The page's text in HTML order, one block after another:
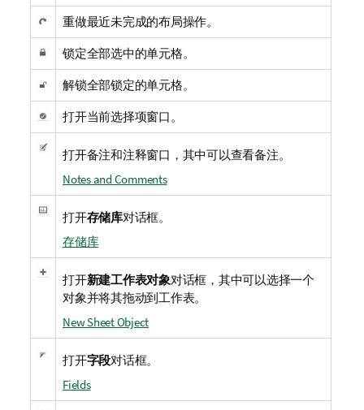
重做最近未完成的布局操作。
锁定全部选中的单元格。
解锁全部锁定的单元格。
打开当前选择项窗口。
打开备注和注释窗口，其中可以查看备注。
Notes and Comments
打开存储库对话框。
存储库
打开新建工作表对象对话框，其中可以选择一个
对象并将其拖动到工作表。
New Sheet Object
打开字段对话框。
Fields